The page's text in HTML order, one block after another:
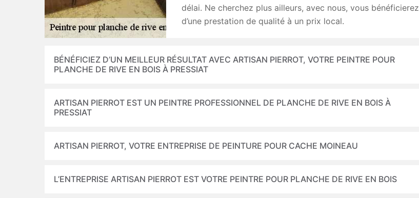
délai. Ne cherchez plus ailleurs, avec nous, vous bénéficierez
d’une prestation de qualité à un prix local.
BÉNÉFICIEZ D’UN MEILLEUR RÉSULTAT AVEC ARTISAN PIERROT, VOTRE PEINTRE POUR
PLANCHE DE RIVE EN BOIS À PRESSIAT
ARTISAN PIERROT EST UN PEINTRE PROFESSIONNEL DE PLANCHE DE RIVE EN BOIS À
PRESSIAT
ARTISAN PIERROT, VOTRE ENTREPRISE DE PEINTURE POUR CACHE MOINEAU
L’ENTREPRISE ARTISAN PIERROT EST VOTRE PEINTRE POUR PLANCHE DE RIVE EN BOIS